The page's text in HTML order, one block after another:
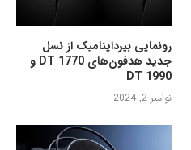
رونمایی بیرداینامیک از نسل
جدید هدفون‌های DT 1770 و
DT 1990
نوامبر 2, 2024